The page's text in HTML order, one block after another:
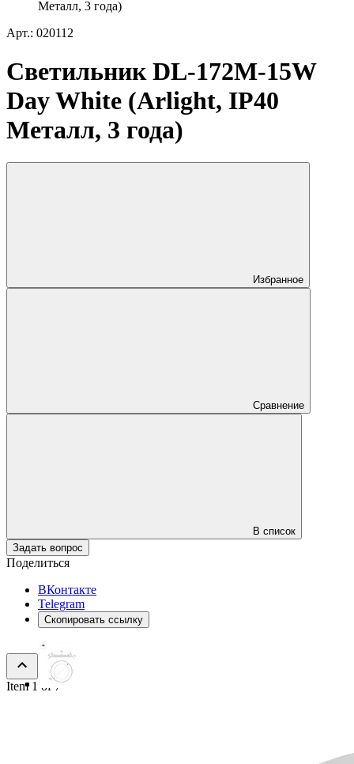
Металл, 3 года)
Арт.: 020112
Светильник DL-172M-15W
Day White (Arlight, IP40
Металл, 3 года)
Избранное
Сравнение
В список
Задать вопрос
Поделиться
ВКонтакте
Telegram
Скопировать ссылку
Item 1 of 7